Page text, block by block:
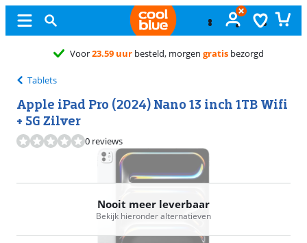
Gratisruilen
Tablets
Apple iPad Pro (2024) Nano 13 inch 1TB Wifi
+ 5G Zilver
0 reviews
Nooit meer leverbaar
Bekijk hieronder alternatieven